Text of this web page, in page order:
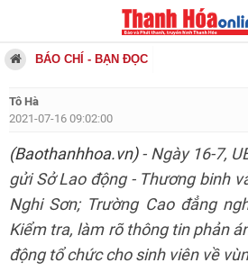
BÁO CHÍ - BẠN ĐỌC
Tô Hà
2021-07-16 09:02:00
(Baothanhhoa.vn)- Ngày 16-7,
gửi Sở Lao động - Thương binh
Nghi Sơn; Trường Cao đẳng
Kiểm tra, làm rõ thông tin phản
động tổ chức cho sinh viên về